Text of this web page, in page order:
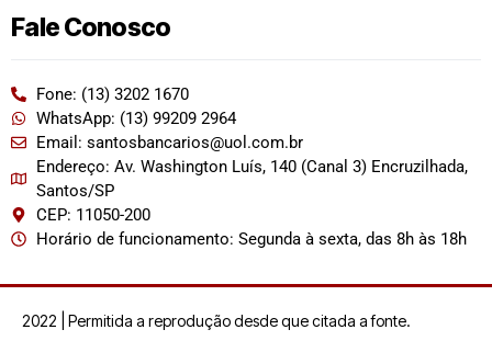
Fale Conosco
Fone: (13) 3202 1670
WhatsApp: (13) 99209 2964
Email: santosbancarios@uol.com.br
Endereço: Av. Washington Luís, 140 (Canal 3) Encruzilhada,
Santos/SP
CEP: 11050-200
Horário de funcionamento: Segunda à sexta, das 8h às 18h
2022 | Permitida a reprodução desde que citada a fonte.